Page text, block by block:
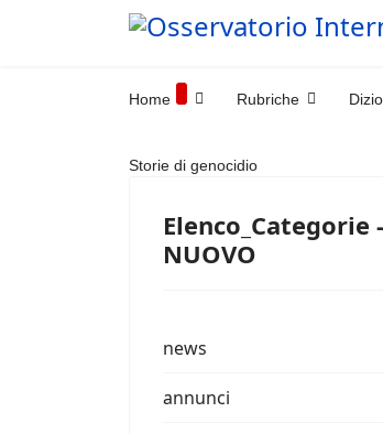
Home Rubriche
Storie di genocidio
Elenco_Categorie -
NUOVO
news
annunci